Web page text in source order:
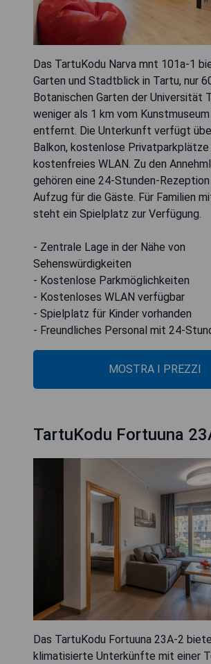
Das TartuKodu Narva mnt 101a-1
Garten und Stadtblick in Tartu, nur
Botanischen Garten der Universität
weniger als 1 km vom
entfernt. Die Unterkunft verfügt
Balkon, kostenlose Privatparkplätze
kostenfreies WLAN. Zu den
gehören eine 24-Stunden-Rezeption
Aufzug für die Gäste. Für Familien
steht ein Spielplatz zur Verfügung.
- Zentrale Lage in der Nähe von
Sehenswürdigkeiten
- Kostenlose Parkmöglichkeiten
- Kostenloses WLAN verfügbar
- Spielplatz für Kinder vorhanden
- Freundliches Personal mit 24-
MOSTRA I PREZZI
TartuKodu Fortuuna
Das TartuKodu Fortuuna 23A-2
klimatisierte Unterkünfte mit einer